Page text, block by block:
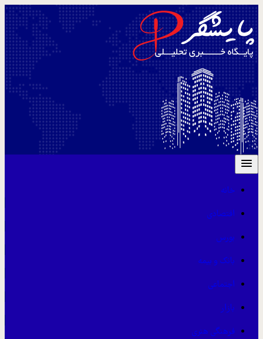
خانه
اقتصادی
بورس
بانک و بیمه
اجتماعی
بازار
فرهنگی هنری